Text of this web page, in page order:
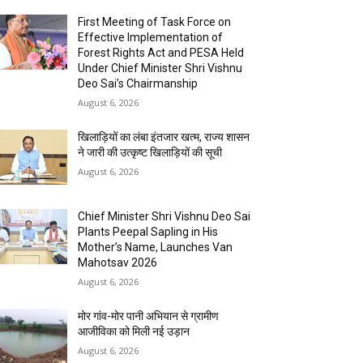
First Meeting of Task Force on
Effective Implementation of
Forest Rights Act and PESA Held
Under Chief Minister Shri Vishnu
Deo Sai’s Chairmanship
August 6, 2026
खिलाड़ियों का लंबा इंतजार खत्म, राज्य शासन
ने जारी की उत्कृष्ट खिलाड़ियों की सूची
August 6, 2026
Chief Minister Shri Vishnu Deo Sai
Plants Peepal Sapling in His
Mother’s Name, Launches Van
Mahotsav 2026
August 6, 2026
मोर गांव-मोर पानी अभियान से ग्रामीण
आजीविका को मिली नई उड़ान
August 6, 2026